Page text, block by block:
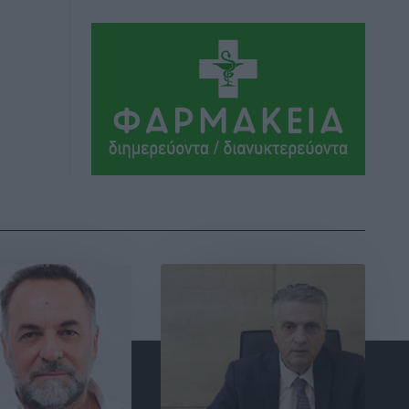
Πρωταθλήματος Κ20 στα σωματεία
πριν 7 ώρες
Ευρωπαϊκό Πρωτάθλημα Στίβου: Πότε
αγωνίζονται η Μαγκούλια, η
Σπανουδάκη και ο Κριτούλης
καλύτερη φουρνιά των τελευταίων
Διαγόρας: Ανανέωσε ο Μιχάλης
πριν 7 ώρες